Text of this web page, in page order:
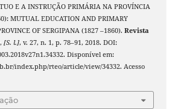
E A INSTRUÇÃO PRIMÁRIA NA PROVÍNCIA
MUTUAL EDUCATION AND PRIMARY
OF SERGIPANA (1827 –1860). Revista
, [S. l.], v. 27, n. 1, p. 78–91, 2018. DOI:
Disponível em:
index.php/rteo/article/view/34332. Acesso